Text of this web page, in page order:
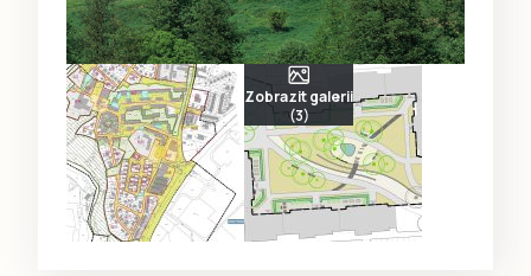
Zobrazit galerii
(3)